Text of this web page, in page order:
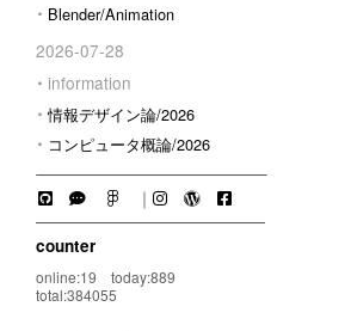
Blender/Animation
2026-07-28
information
情報デザイン論/2026
コンピュータ概論/2026
｜
counter
online:19 today:889
total:384055